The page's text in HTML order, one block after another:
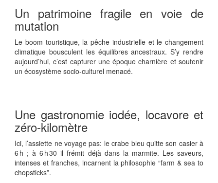
Un patrimoine fragile en voie de
mutation
Le boom touristique, la pêche industrielle et le changement
climatique bousculent les équilibres ancestraux. S’y rendre
aujourd’hui, c’est capturer une époque charnière et soutenir
un écosystème socio‑culturel menacé.
Une gastronomie iodée, locavore et
zéro‑kilomètre
Ici, l’assiette ne voyage pas: le crabe bleu quitte son casier à
6 h ; à 6 h 30 il frémit déjà dans la marmite. Les saveurs,
intenses et franches, incarnent la philosophie “farm & sea to
chopsticks”.